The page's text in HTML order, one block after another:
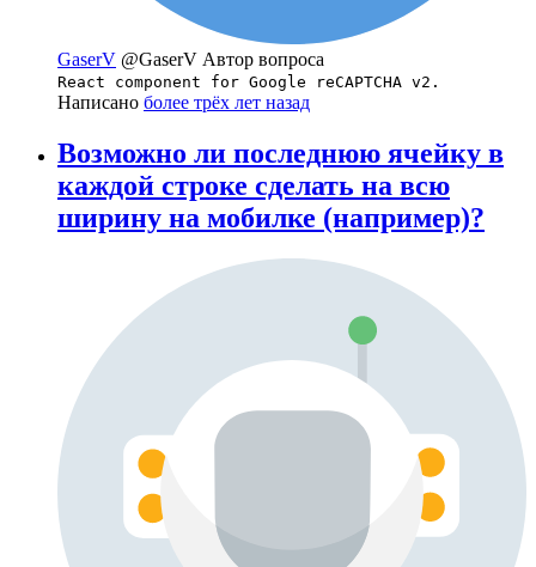
GaserV @GaserV Автор вопроса
React component for Google reCAPTCHA v2.
Написано более трёх лет назад
Возможно ли последнюю ячейку в
каждой строке сделать на всю
ширину на мобилке (например)?